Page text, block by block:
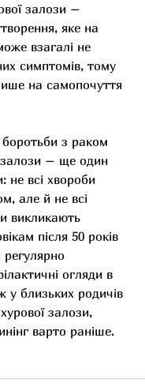
залози –
яке на
взагалі не
симптомів, тому
на самопочуття
боротьби з раком
залози – ще один
не всі хвороби
але й не всі
викликають
після 50 років
регулярно
огляди в
близьких родичів
залози,
варто раніше.